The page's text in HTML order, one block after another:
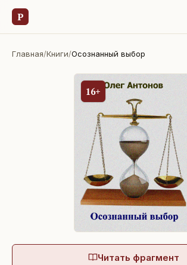
Р
Главная/Книги/Осознанный выбор
16+
Читать фрагмент